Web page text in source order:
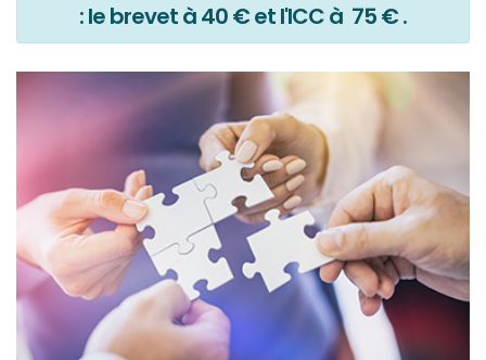
: le brevet à 40 € et l'ICC à 75 € .